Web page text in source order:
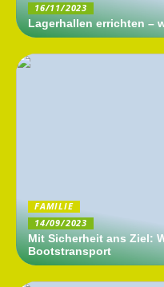
16/11/2023
Lagerhallen errichten –
FAMILIE
14/09/2023
Mit Sicherheit ans Ziel:
Bootstransport